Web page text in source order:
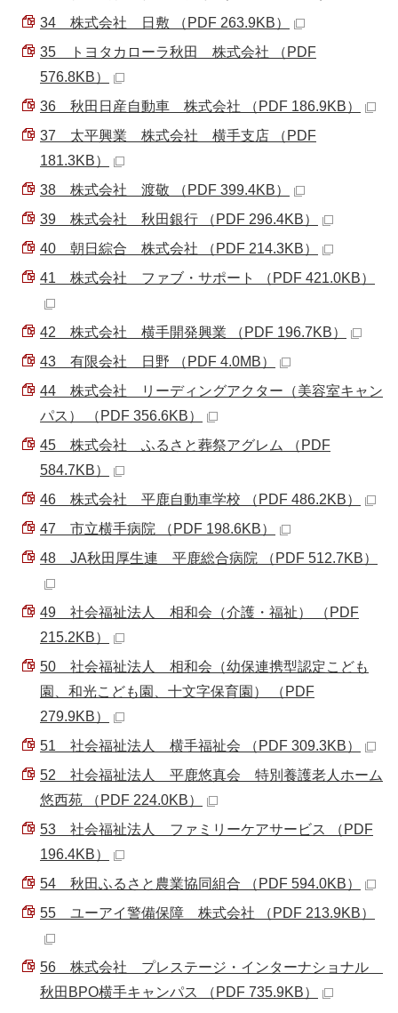
34 株式会社 日敷 （PDF 263.9KB）
35 トヨタカローラ秋田 株式会社 （PDF
576.8KB）
36 秋田日産自動車 株式会社 （PDF 186.9KB）
37 太平興業 株式会社 横手支店 （PDF
181.3KB）
38 株式会社 渡敬 （PDF 399.4KB）
39 株式会社 秋田銀行 （PDF 296.4KB）
40 朝日綜合 株式会社 （PDF 214.3KB）
41 株式会社 ファブ・サポート （PDF 421.0KB）
42 株式会社 横手開発興業 （PDF 196.7KB）
43 有限会社 日野 （PDF 4.0MB）
44 株式会社 リーディングアクター（美容室キャン
パス） （PDF 356.6KB）
45 株式会社 ふるさと葬祭アグレム （PDF
584.7KB）
46 株式会社 平鹿自動車学校 （PDF 486.2KB）
47 市立横手病院 （PDF 198.6KB）
48 JA秋田厚生連 平鹿総合病院 （PDF 512.7KB）
49 社会福祉法人 相和会（介護・福祉） （PDF
215.2KB）
50 社会福祉法人 相和会（幼保連携型認定こども
園、和光こども園、十文字保育園） （PDF
279.9KB）
51 社会福祉法人 横手福祉会 （PDF 309.3KB）
52 社会福祉法人 平鹿悠真会 特別養護老人ホーム
悠西苑 （PDF 224.0KB）
53 社会福祉法人 ファミリーケアサービス （PDF
196.4KB）
54 秋田ふるさと農業協同組合 （PDF 594.0KB）
55 ユーアイ警備保障 株式会社 （PDF 213.9KB）
56 株式会社 プレステージ・インターナショナル
秋田BPO横手キャンパス （PDF 735.9KB）